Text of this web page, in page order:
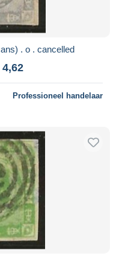
. o . cancelled
Professioneel handelaar